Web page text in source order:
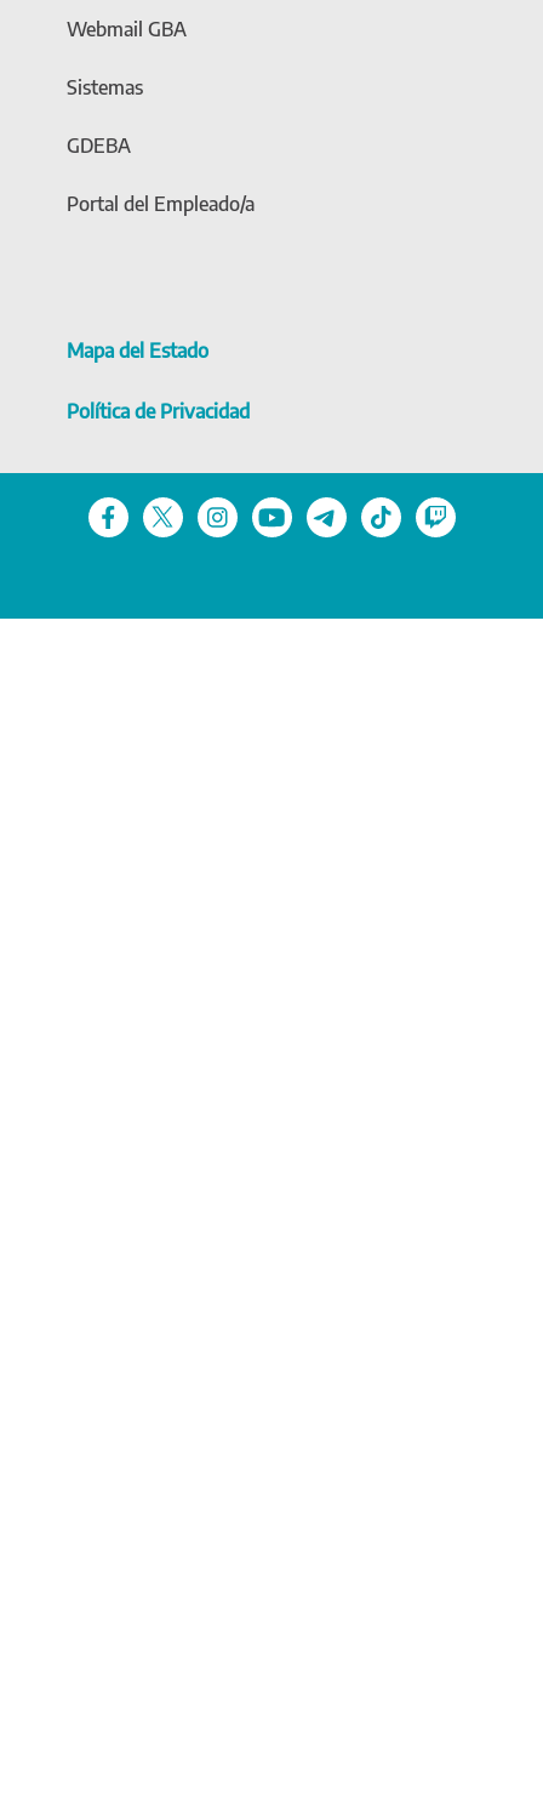
Webmail GBA
Sistemas
GDEBA
Portal del Empleado/a
Mapa del Estado
Política de Privacidad